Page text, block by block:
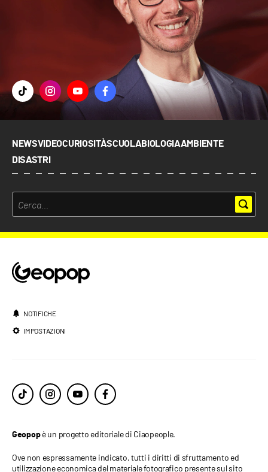
NEWSVIDEOCURIOSITÀSCUOLABIOLOGIAAMBIENTE
DISASTRI
NOTIFICHE
IMPOSTAZIONI
Geopopè un progetto editoriale di Ciaopeople.
Ove non espressamente indicato, tutti i diritti di sfruttamento ed
utilizzazione economica del materiale fotografico presente sul sito